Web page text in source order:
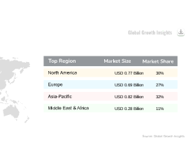
11%
USD 0.28 Billion
32%
USD 0.82 Billion
27%
USD 0.69 Billion
30%
USD 0.77 Billion